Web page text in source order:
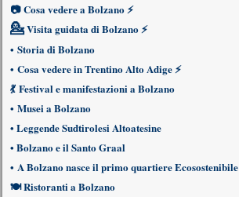
📷 Cosa vedere a Bolzano ⚡
💁 Visita guidata di Bolzano ⚡
• Storia di Bolzano
• Cosa vedere in Trentino Alto Adige ⚡
💃 Festival e manifestazioni a Bolzano
• Musei a Bolzano
• Leggende Sudtirolesi Altoatesine
• Bolzano e il Santo Graal
• A Bolzano nasce il primo quartiere Ecosostenibile
🍽Ristoranti a Bolzano